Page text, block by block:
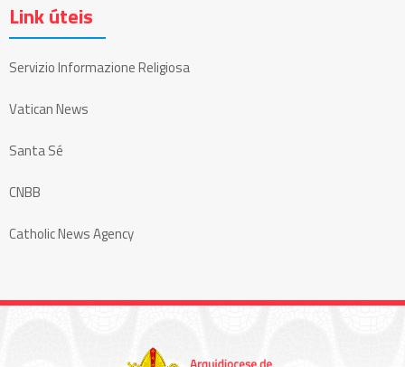
Link úteis
Servizio Informazione Religiosa
Vatican News
Santa Sé
CNBB
Catholic News Agency